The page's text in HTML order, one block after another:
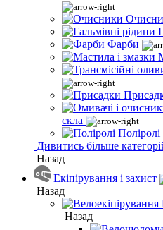
Фарби
скла
Поліролі
Дивитись більше
Назад
Екіпірування і захист
Назад
Назад